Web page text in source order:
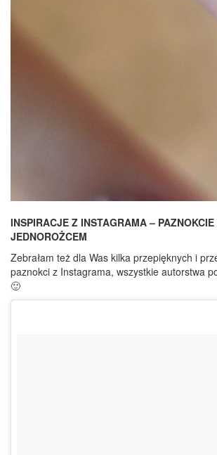
INSPIRACJE Z INSTAGRAMA – PAZNOKCIE
JEDNOROŻCEM
Zebrałam też dla Was kilka przepięknych i
paznokci z Instagrama, wszystkie autorstwa
🙂